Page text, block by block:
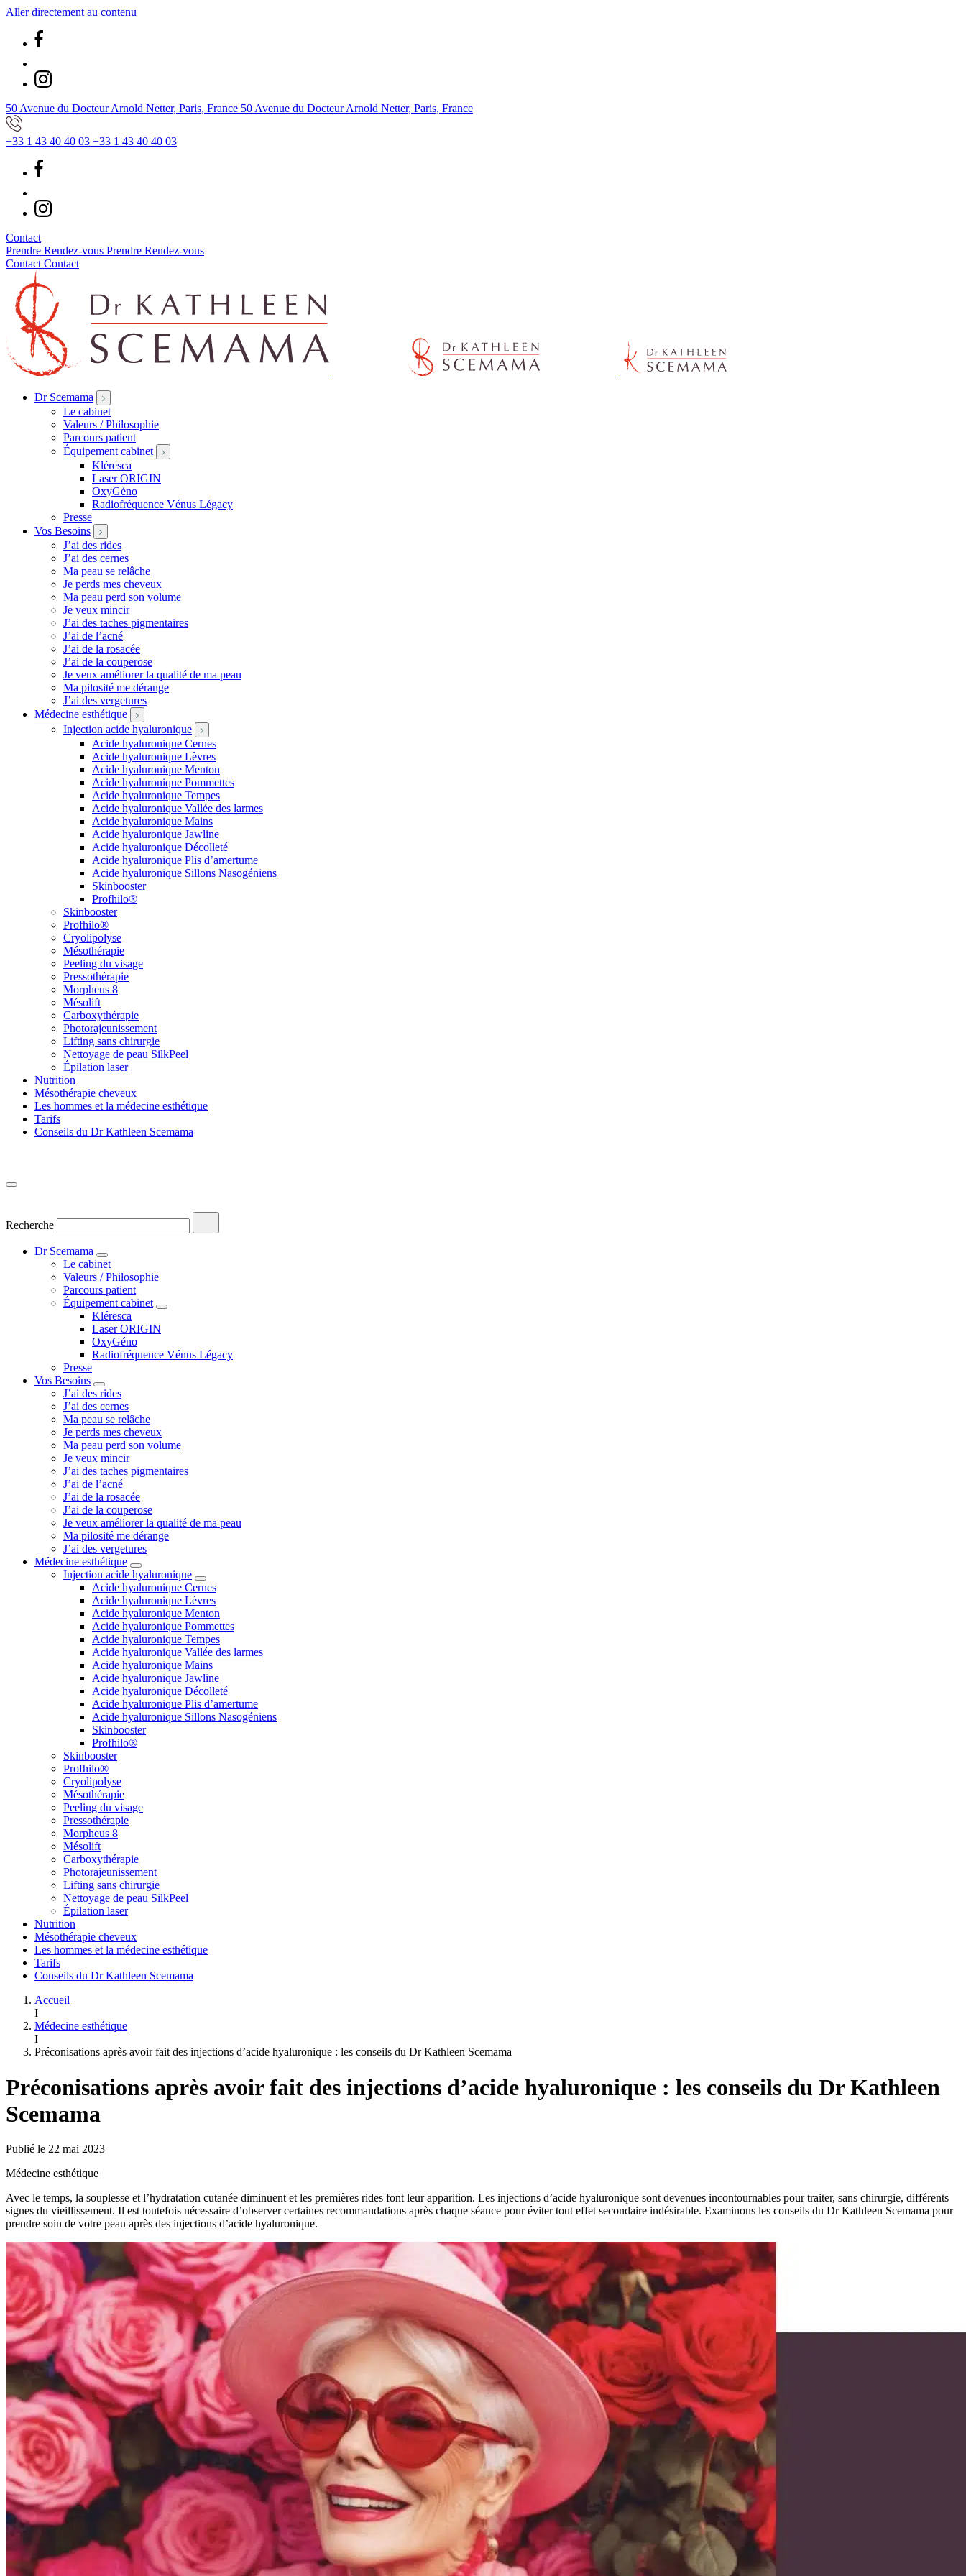
Aller directement au contenu
50 Avenue du Docteur Arnold Netter, Paris, France 50 Avenue du Docteur Arnold Netter, Paris, France
+33 1 43 40 40 03 +33 1 43 40 40 03
Contact
Prendre Rendez-vous Prendre Rendez-vous
Contact Contact
Dr Scemama
Le cabinet
Valeurs / Philosophie
Parcours patient
Équipement cabinet
Kléresca
Laser ORIGIN
OxyGéno
Radiofréquence Vénus Légacy
Presse
Vos Besoins
J’ai des rides
J’ai des cernes
Ma peau se relâche
Je perds mes cheveux
Ma peau perd son volume
Je veux mincir
J’ai des taches pigmentaires
J’ai de l’acné
J’ai de la rosacée
J’ai de la couperose
Je veux améliorer la qualité de ma peau
Ma pilosité me dérange
J’ai des vergetures
Médecine esthétique
Injection acide hyaluronique
Acide hyaluronique Cernes
Acide hyaluronique Lèvres
Acide hyaluronique Menton
Acide hyaluronique Pommettes
Acide hyaluronique Tempes
Acide hyaluronique Vallée des larmes
Acide hyaluronique Mains
Acide hyaluronique Jawline
Acide hyaluronique Décolleté
Acide hyaluronique Plis d’amertume
Acide hyaluronique Sillons Nasogéniens
Skinbooster
Profhilo®
Skinbooster
Profhilo®
Cryolipolyse
Mésothérapie
Peeling du visage
Pressothérapie
Morpheus 8
Mésolift
Carboxythérapie
Photorajeunissement
Lifting sans chirurgie
Nettoyage de peau SilkPeel
Épilation laser
Nutrition
Mésothérapie cheveux
Les hommes et la médecine esthétique
Tarifs
Conseils du Dr Kathleen Scemama
Recherche
Dr Scemama
Le cabinet
Valeurs / Philosophie
Parcours patient
Équipement cabinet
Kléresca
Laser ORIGIN
OxyGéno
Radiofréquence Vénus Légacy
Presse
Vos Besoins
J’ai des rides
J’ai des cernes
Ma peau se relâche
Je perds mes cheveux
Ma peau perd son volume
Je veux mincir
J’ai des taches pigmentaires
J’ai de l’acné
J’ai de la rosacée
J’ai de la couperose
Je veux améliorer la qualité de ma peau
Ma pilosité me dérange
J’ai des vergetures
Médecine esthétique
Injection acide hyaluronique
Acide hyaluronique Cernes
Acide hyaluronique Lèvres
Acide hyaluronique Menton
Acide hyaluronique Pommettes
Acide hyaluronique Tempes
Acide hyaluronique Vallée des larmes
Acide hyaluronique Mains
Acide hyaluronique Jawline
Acide hyaluronique Décolleté
Acide hyaluronique Plis d’amertume
Acide hyaluronique Sillons Nasogéniens
Skinbooster
Profhilo®
Skinbooster
Profhilo®
Cryolipolyse
Mésothérapie
Peeling du visage
Pressothérapie
Morpheus 8
Mésolift
Carboxythérapie
Photorajeunissement
Lifting sans chirurgie
Nettoyage de peau SilkPeel
Épilation laser
Nutrition
Mésothérapie cheveux
Les hommes et la médecine esthétique
Tarifs
Conseils du Dr Kathleen Scemama
Accueil
I
Médecine esthétique
I
Préconisations après avoir fait des injections d’acide hyaluronique : les conseils du Dr Kathleen Scemama
Préconisations après avoir fait des injections d’acide hyaluronique : les conseils du Dr Kathleen
Scemama
Publié le 22 mai 2023
Médecine esthétique
Avec le temps, la souplesse et l’hydratation cutanée diminuent et les premières rides font leur apparition. Les injections d’acide hyaluronique sont devenues incontournables pour traiter, sans chirurgie, différents
signes du vieillissement. Il est toutefois nécessaire d’observer certaines recommandations après chaque séance pour éviter tout effet secondaire indésirable. Examinons les conseils du Dr Kathleen Scemama pour
prendre soin de votre peau après des injections d’acide hyaluronique.